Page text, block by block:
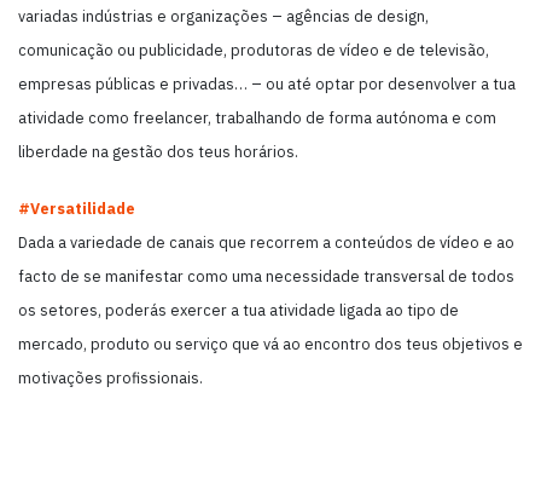
variadas indústrias e organizações – agências de design,
comunicação ou publicidade, produtoras de vídeo e de televisão,
empresas públicas e privadas… – ou até optar por desenvolver a tua
atividade como freelancer, trabalhando de forma autónoma e com
liberdade na gestão dos teus horários.
#Versatilidade
Dada a variedade de canais que recorrem a conteúdos de vídeo e ao
facto de se manifestar como uma necessidade transversal de todos
os setores, poderás exercer a tua atividade ligada ao tipo de
mercado, produto ou serviço que vá ao encontro dos teus objetivos e
motivações profissionais.